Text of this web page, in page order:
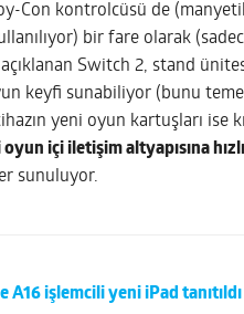
Con kontrolcüsü de
bir fare olarak
Switch 2, stand
keyfi sunabiliyor (bunu
yeni oyun kartuşları ise
içi iletişim altyapısına
sunuluyor.
işlemcili yeni iPad tanıtıldı